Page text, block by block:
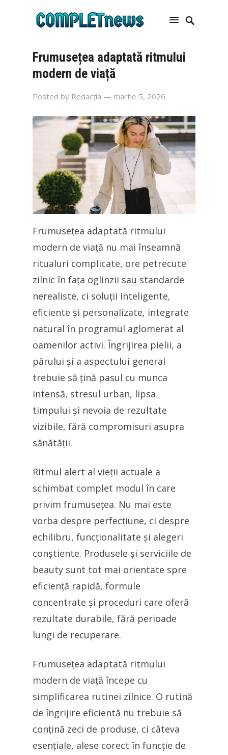
Frumusețea adaptată ritmului
modern de viață
Posted by Redacția — martie 5, 2026
Frumusețea adaptată ritmului
modern de viață nu mai înseamnă
ritualuri complicate, ore petrecute
zilnic în fața oglinzii sau standarde
nerealiste, ci soluții inteligente,
eficiente și personalizate, integrate
natural în programul aglomerat al
oamenilor activi. Îngrijirea pielii, a
părului și a aspectului general
trebuie să țină pasul cu munca
intensă, stresul urban, lipsa
timpului și nevoia de rezultate
vizibile, fără compromisuri asupra
sănătății.
Ritmul alert al vieții actuale a
schimbat complet modul în care
privim frumusețea. Nu mai este
vorba despre perfecțiune, ci despre
echilibru, funcționalitate și alegeri
conștiente. Produsele și serviciile de
beauty sunt tot mai orientate spre
eficiență rapidă, formule
concentrate și proceduri care oferă
rezultate durabile, fără perioade
lungi de recuperare.
Frumusețea adaptată ritmului
modern de viață începe cu
simplificarea rutinei zilnice. O rutină
de îngrijire eficientă nu trebuie să
conțină zeci de produse, ci câteva
esențiale, alese corect în funcție de